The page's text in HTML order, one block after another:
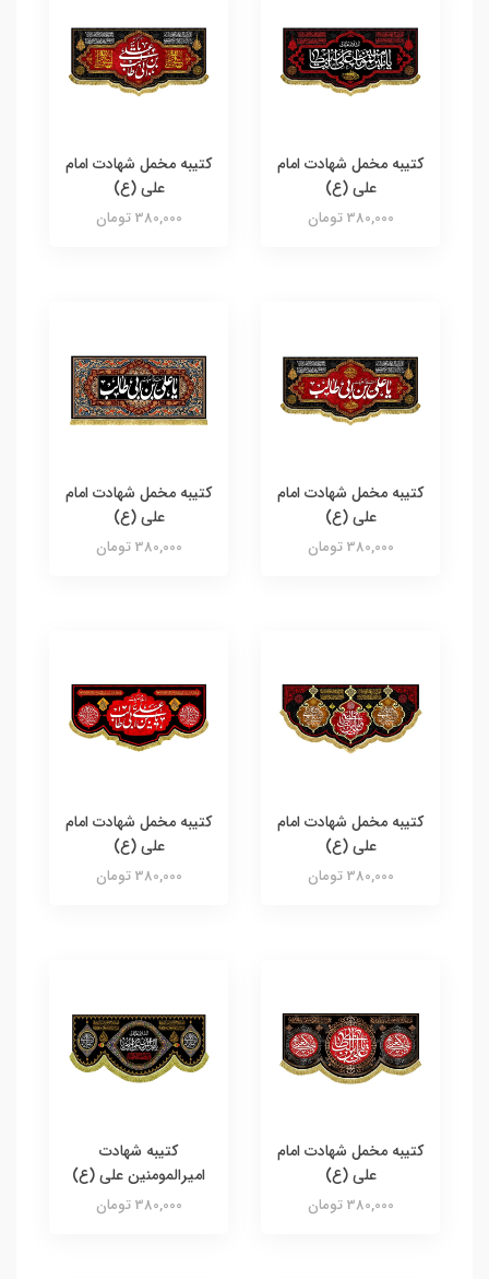
کتیبه مخمل شهادت امام
علی (ع)
380,000 تومان
کتیبه مخمل شهادت امام
علی (ع)
380,000 تومان
کتیبه مخمل شهادت امام
علی (ع)
380,000 تومان
کتیبه مخمل شهادت امام
علی (ع)
380,000 تومان
کتیبه مخمل شهادت امام
علی (ع)
380,000 تومان
کتیبه مخمل شهادت امام
علی (ع)
380,000 تومان
کتیبه مخمل شهادت امام
علی (ع)
380,000 تومان
کتیبه شهادت
امیرالمومنین علی (ع)
380,000 تومان